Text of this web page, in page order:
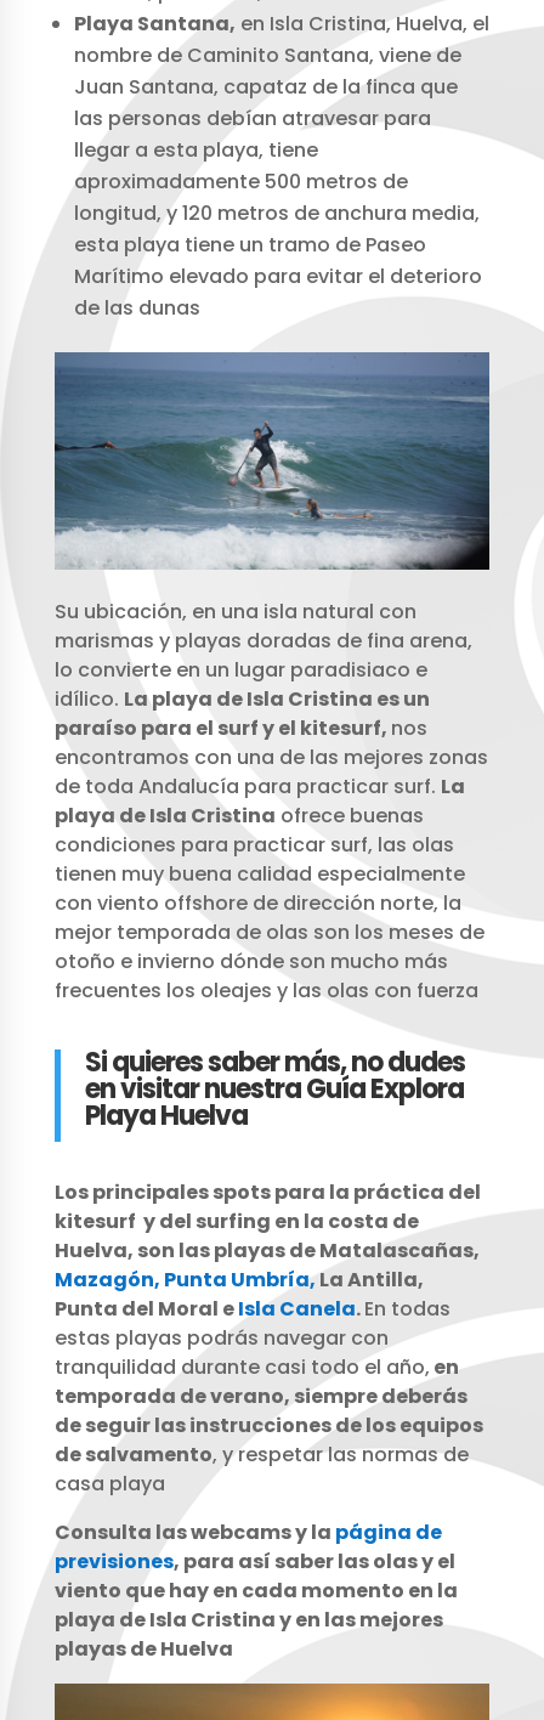
Playa Santana, en Isla Cristina, Huelva, el
nombre de Caminito Santana, viene de
Juan Santana, capataz de la finca que
las personas debían atravesar para
llegar a esta playa, tiene
aproximadamente 500 metros de
longitud, y 120 metros de anchura media,
esta playa tiene un tramo de Paseo
Marítimo elevado para evitar el deterioro
de las dunas
Su ubicación, en una isla natural con
marismas y playas doradas de fina arena,
lo convierte en un lugar paradisiaco e
idílico. La playa de Isla Cristina es un
paraíso para el surf y el kitesurf, nos
encontramos con una de las mejores zonas
de toda Andalucía para practicar surf. La
playa de Isla Cristina ofrece buenas
condiciones para practicar surf, las olas
tienen muy buena calidad especialmente
con viento offshore de dirección norte, la
mejor temporada de olas son los meses de
otoño e invierno dónde son mucho más
frecuentes los oleajes y las olas con fuerza
Si quieres saber más, no dudes
en visitar nuestra Guía Explora
Playa Huelva
Los principales spots para la práctica del
kitesurf y del surfing en la costa de
Huelva, son las playas de Matalascañas,
Mazagón, Punta Umbría, La Antilla,
Punta del Moral eIsla Canela.En todas
estas playas podrás navegar con
tranquilidad durante casi todo el año, en
temporada de verano, siempre deberás
de seguir las instrucciones de los equipos
de salvamento, y respetar las normas de
casa playa
Consulta las webcams y la página de
previsiones, para así saber las olas y el
viento que hay en cada momento en la
playa de Isla Cristina y en las mejores
playas de Huelva